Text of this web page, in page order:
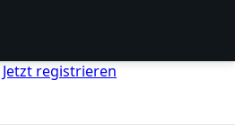
Jetzt registrieren